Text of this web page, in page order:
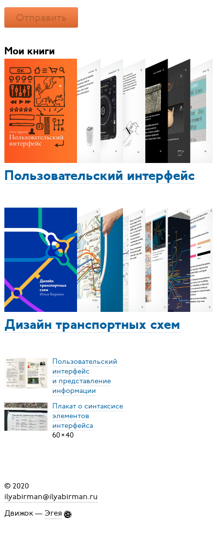
Отправить
Мои книги
Пользовательский интерфейс
Дизайн транспортных схем
Пользовательский
интерфейс
и представление
информации
Плакат о синтаксисе
элементов
интерфейса
60×40
© 2020
ilyabirman@ilyabirman.ru
Движок — Эгея